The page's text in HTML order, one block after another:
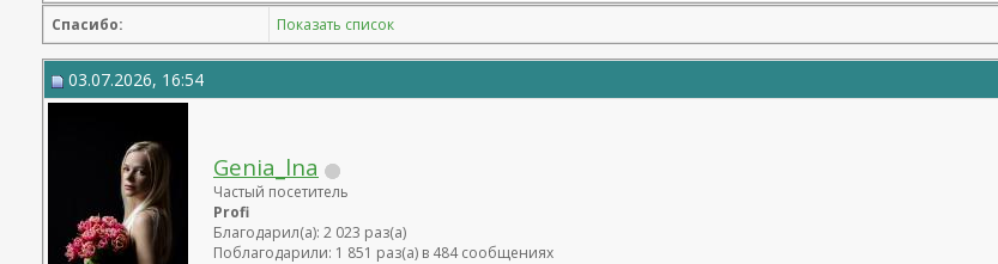
Спасибо: Показать список
03.07.2026, 16:54
Genia_lna
Частый посетитель
Profi
Благодарил(а): 2 023 раз(а)
Поблагодарили: 1 851 раз(а) в 484 сообщениях